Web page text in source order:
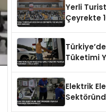
Yerli
Çeyrekte
Tüketimi
Elektrik